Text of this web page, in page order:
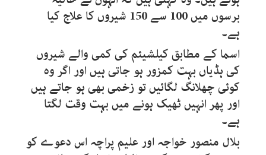
برسوں میں 100 سے 150 شیروں کا علاج کیا
ہے۔
اسما کے مطابق کیلشیئم کی کمی والے شیروں
کی ہڈیاں بہت کمزور ہو جاتی ہیں اور اگر وہ
کوئی چھلانگ لگائیں تو زخمی بھی ہو جاتے ہیں
اور پھر انہیں ٹھیک ہونے میں بہت وقت لگتا
ہے۔
بلال منصور خواجہ اور علیم پراچہ اس دعوے کو